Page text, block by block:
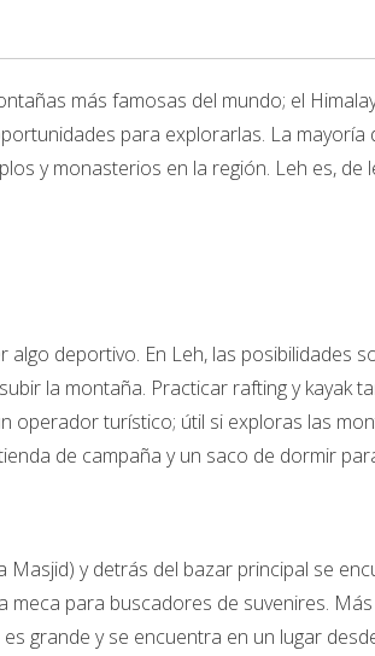
más famosas del mundo; el
para explorarlas. La mayoría
y monasterios en la región. Leh es, de
deportivo. En Leh, las posibilidades
la montaña. Practicar rafting y kayak
operador turístico; útil si exploras las
de campaña y un saco de dormir
Masjid) y detrás del bazar principal se
para buscadores de suvenires.
grande y se encuentra en un lugar